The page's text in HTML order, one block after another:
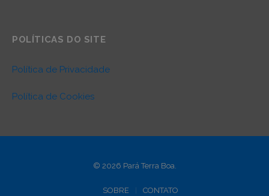
POLÍTICAS DO SITE
Política de Privacidade
Política de Cookies
© 2026 Pará Terra Boa.
SOBRE CONTATO